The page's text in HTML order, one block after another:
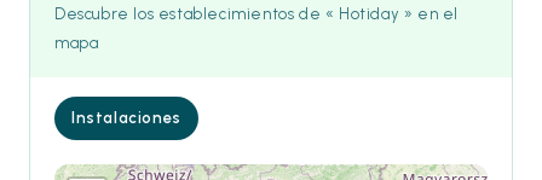
Descubre los establecimientos de « Hotiday » en el
mapa
Instalaciones